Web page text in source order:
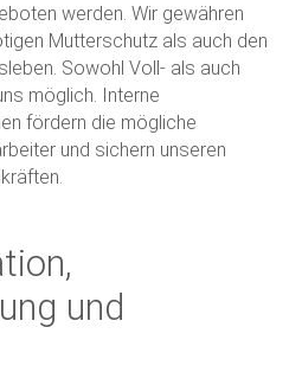
werden. Wir gewähren
Mutterschutz als auch den
Sowohl Voll- als auch
möglich. Interne
fördern die mögliche
und sichern unseren
und